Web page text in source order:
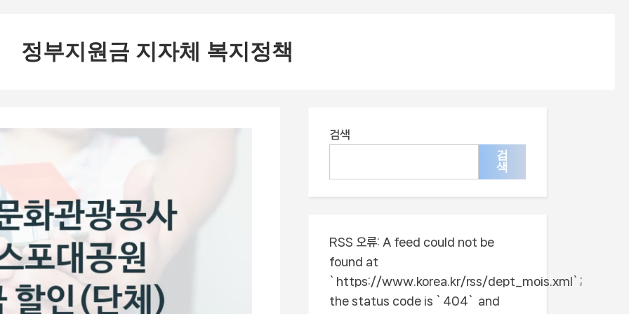
정부지원금 지자체 복지정책
검색
검
색
RSS 오류: A feed could not be
found at
`https://www.korea.kr/rss/dept_mois.xml`;
the status code is `404` and